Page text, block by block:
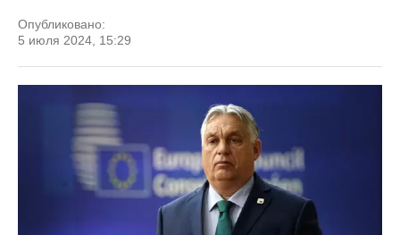
Опубликовано:
5 июля 2024, 15:29